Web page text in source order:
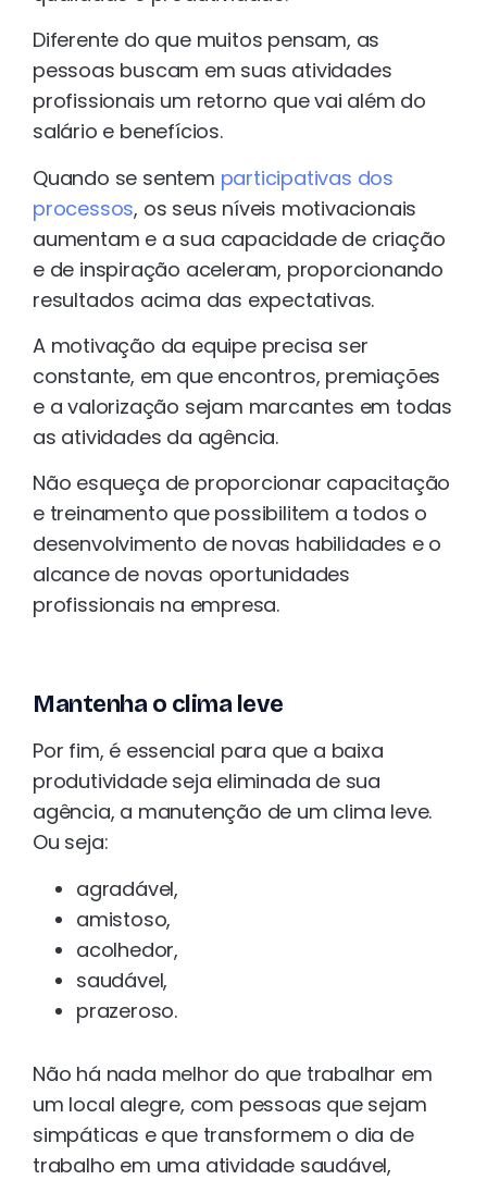
Diferente do que muitos pensam, as
pessoas buscam em suas atividades
profissionais um retorno que vai além do
salário e benefícios.
Quando se sentem participativas dos
processos, os seus níveis motivacionais
aumentam e a sua capacidade de criação
e de inspiração aceleram, proporcionando
resultados acima das expectativas.
A motivação da equipe precisa ser
constante, em que encontros, premiações
e a valorização sejam marcantes em todas
as atividades da agência.
Não esqueça de proporcionar capacitação
e treinamento que possibilitem a todos o
desenvolvimento de novas habilidades e o
alcance de novas oportunidades
profissionais na empresa.
Mantenha o clima leve
Por fim, é essencial para que a baixa
produtividade seja eliminada de sua
agência, a manutenção de um clima leve.
Ou seja:
agradável,
amistoso,
acolhedor,
saudável,
prazeroso.
Não há nada melhor do que trabalhar em
um local alegre, com pessoas que sejam
simpáticas e que transformem o dia de
trabalho em uma atividade saudável,